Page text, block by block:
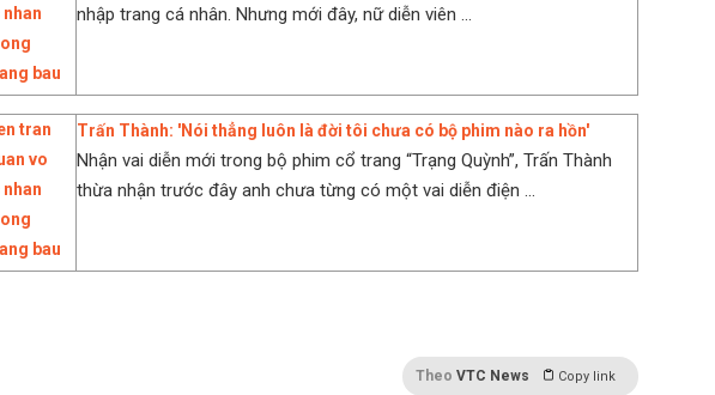
nhập trang cá nhân. Nhưng mới đây, nữ diễn viên ...
Trấn Thành: 'Nói thẳng luôn là đời tôi chưa có bộ phim nào ra hồn'
Nhận vai diễn mới trong bộ phim cổ trang “Trạng Quỳnh”, Trấn Thành
thừa nhận trước đây anh chưa từng có một vai diễn điện ...
Theo VTC News Copy link